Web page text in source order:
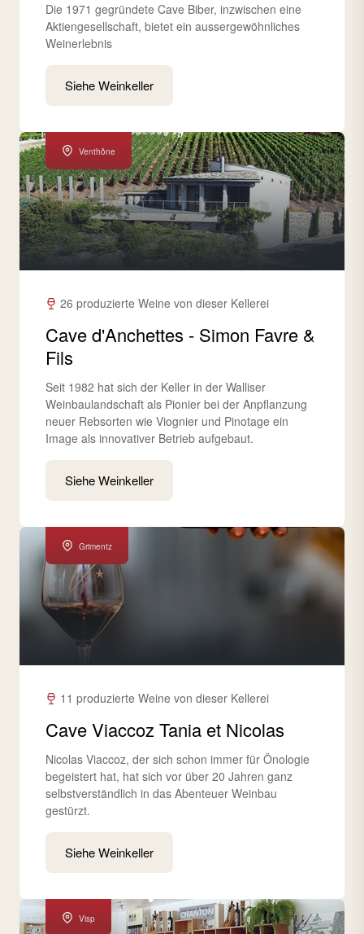
Die 1971 gegründete Cave Biber, inzwischen eine
Aktiengesellschaft, bietet ein aussergewöhnliches
Weinerlebnis
Siehe Weinkeller
Venthône
26 produzierte Weine von dieser Kellerei
Cave d'Anchettes - Simon Favre &
Fils
Seit 1982 hat sich der Keller in der Walliser
Weinbaulandschaft als Pionier bei der Anpflanzung
neuer Rebsorten wie Viognier und Pinotage ein
Image als innovativer Betrieb aufgebaut.
Siehe Weinkeller
Grimentz
11 produzierte Weine von dieser Kellerei
Cave Viaccoz Tania et Nicolas
Nicolas Viaccoz, der sich schon immer für Önologie
begeistert hat, hat sich vor über 20 Jahren ganz
selbstverständlich in das Abenteuer Weinbau
gestürzt.
Siehe Weinkeller
Visp